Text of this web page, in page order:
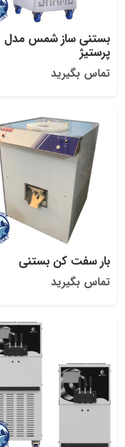
بستنی ساز شمس مدل
پرستیژ
تماس بگیرید
بار سفت کن بستنی
تماس بگیرید